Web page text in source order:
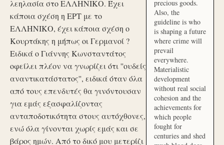
λεηλασία στο ΕΛΛΗΝΙΚΟ. Έχει
κάποια σχέση η ΕΡΤ με το
ΕΛΛΗΝΙΚΟ, έχει κάποια σχέση ο
Κουρτάκης η μήπως οι Γερμανοί ?
Ειδικά ο Γιάννης Κωνσταντάτος
οφείλει πλέον να γνωρίζει ότι ''ουδείς
αναντικατάστατος'', ειδικά όταν όλα
από τους επενδυτές θα γινόντουσαν
για εμάς εξασφαλίζοντας
ανταποδοτικότητα στους αυτόχθονες,
ενώ όλα γίνονται χωρίς εμάς και σε
βάρος ημών. Από το δικό μου μετερίζι
precious goods.
Also, the
guideline is who
is shaping a future
where crime will
prevail
everywhere.
Materialistic
development
without real social
cohesion and the
achievements for
which people
fought for
centuries and shed